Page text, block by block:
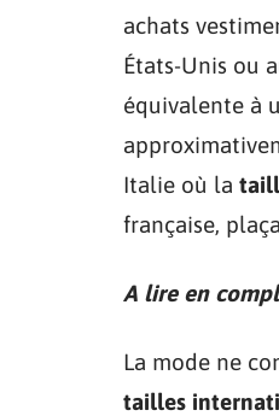
achats
États-Unis ou
équivalente à
Italie où la
française,
A lire en
La mode ne
tailles